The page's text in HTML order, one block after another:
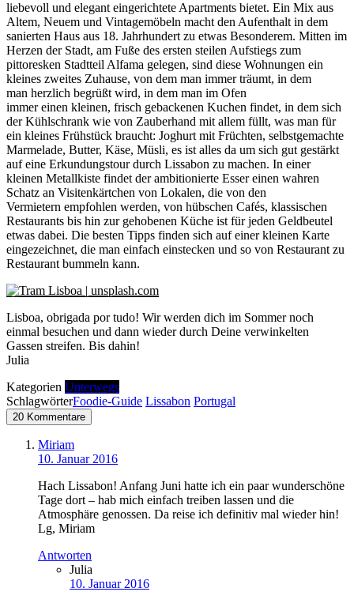
liebevoll und elegant eingerichtete Apartments bietet. Ein Mix aus
Altem, Neuem und Vintagemöbeln macht den Aufenthalt in dem
sanierten Haus aus 18. Jahrhundert zu etwas Besonderem. Mitten im
Herzen der Stadt, am Fuße des ersten steilen Aufstiegs zum
pittoresken Stadtteil Alfama gelegen, sind diese Wohnungen ein
kleines zweites Zuhause, von dem man immer träumt, in dem
man herzlich begrüßt wird, in dem man im Ofen
immer einen kleinen, frisch gebackenen Kuchen findet, in dem sich
der Kühlschrank wie von Zauberhand mit allem füllt, was man für
ein kleines Frühstück braucht: Joghurt mit Früchten, selbstgemachte
Marmelade, Butter, Käse, Müsli, es ist alles da um sich gut gestärkt
auf eine Erkundungstour durch Lissabon zu machen. In einer
kleinen Metallkiste findet der ambitionierte Esser einen wahren
Schatz an Visitenkärtchen von Lokalen, die von den
Vermietern empfohlen werden, von hübschen Cafés, klassischen
Restaurants bis hin zur gehobenen Küche ist für jeden Geldbeutel
etwas dabei. Die besten Tipps finden sich auf einer kleinen Karte
eingezeichnet, die man einfach einstecken und so von Restaurant zu
Restaurant bummeln kann.
Lisboa, obrigada por tudo! Wir werden dich im Sommer noch
einmal besuchen und dann wieder durch Deine verwinkelten
Gassen streifen. Bis dahin!
Julia
Kategorien Unterwegs
SchlagwörterFoodie-Guide Lissabon Portugal
20 Kommentare
Miriam
10. Januar 2016
Hach Lissabon! Anfang Juni hatte ich ein paar wunderschöne
Tage dort – hab mich einfach treiben lassen und die
Atmosphäre genossen. Da reise ich definitiv mal wieder hin!
Lg, Miriam
Antworten
Julia
10. Januar 2016